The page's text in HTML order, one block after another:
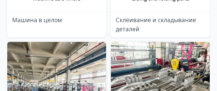
Машина в целом
Склеивание и складывание
деталей